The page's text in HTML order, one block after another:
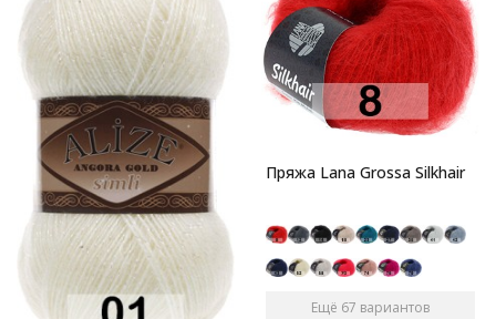
Пряжа Lana Grossa Silkhair
Ещё 67 вариантов